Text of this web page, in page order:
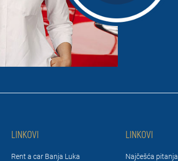
LINKOVI
Rent a car Banja Luka
LINKOVI
Najčešća pitanja